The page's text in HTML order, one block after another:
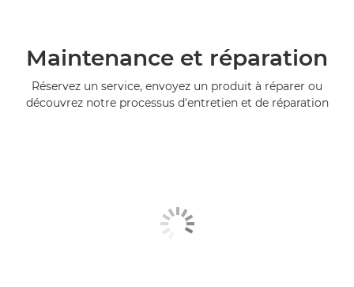
Maintenance et réparation
Réservez un service, envoyez un produit à réparer ou
découvrez notre processus d'entretien et de réparation